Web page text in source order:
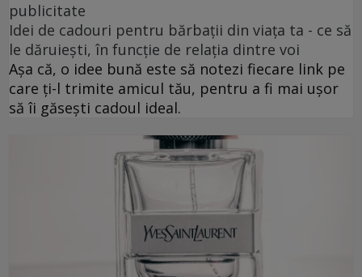
publicitate
Idei de cadouri pentru bărbații din viața ta - ce să
le dăruiești, în funcție de relația dintre voi
Așa că, o idee bună este să notezi fiecare link pe
care ți-l trimite amicul tău, pentru a fi mai ușor
să îi găsești cadoul ideal.